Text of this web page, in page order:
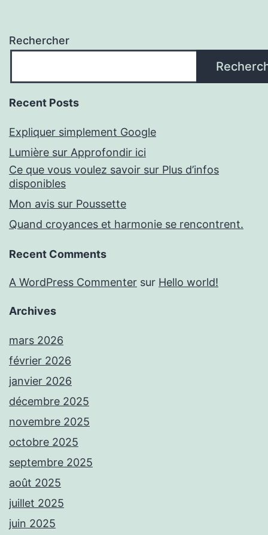
Rechercher
Recent Posts
Expliquer simplement Google
Lumière sur Approfondir ici
Ce que vous voulez savoir sur Plus d’infos
disponibles
Mon avis sur Poussette
Quand croyances et harmonie se rencontrent.
Recent Comments
A WordPress Commenter sur Hello world!
Archives
mars 2026
février 2026
janvier 2026
décembre 2025
novembre 2025
octobre 2025
septembre 2025
août 2025
juillet 2025
juin 2025